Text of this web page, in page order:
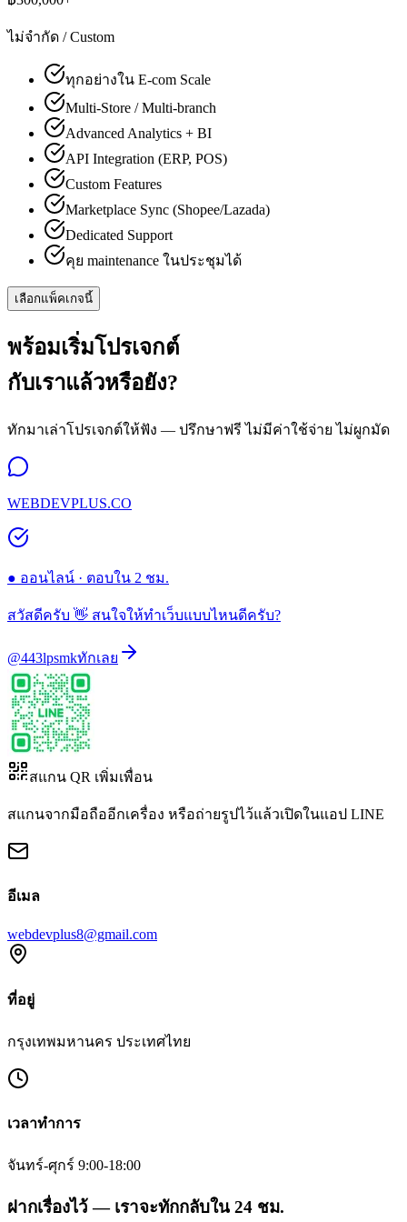
ไม่จำกัด / Custom
ทุกอย่างใน E-com Scale
Multi-Store / Multi-branch
Advanced Analytics + BI
API Integration (ERP, POS)
Custom Features
Marketplace Sync (Shopee/Lazada)
Dedicated Support
คุย maintenance ในประชุมได้
เลือกแพ็คเกจนี้
พร้อมเริ่มโปรเจกต์
กับเราแล้วหรือยัง?
ทักมาเล่าโปรเจกต์ให้ฟัง — ปรึกษาฟรี ไม่มีค่าใช้จ่าย ไม่ผูกมัด
WEBDEVPLUS.CO
● ออนไลน์ · ตอบใน 2 ชม.
สวัสดีครับ 👋 สนใจให้ทำเว็บแบบไหนดีครับ?
@443lpsmkทักเลย
สแกน QR เพิ่มเพื่อน
สแกนจากมือถืออีกเครื่อง หรือถ่ายรูปไว้แล้วเปิดในแอป LINE
อีเมล
webdevplus8@gmail.com
ที่อยู่
กรุงเทพมหานคร ประเทศไทย
เวลาทำการ
จันทร์-ศุกร์ 9:00-18:00
ฝากเรื่องไว้ — เราจะทักกลับใน 24 ชม.